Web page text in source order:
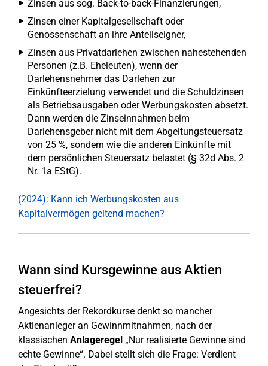
Zinsen aus sog. Back-to-back-Finanzierungen,
Zinsen einer Kapitalgesellschaft oder
Genossenschaft an ihre Anteilseigner,
Zinsen aus Privatdarlehen zwischen nahestehenden
Personen (z.B. Eheleuten), wenn der
Darlehensnehmer das Darlehen zur
Einkünfteerzielung verwendet und die Schuldzinsen
als Betriebsausgaben oder Werbungskosten absetzt.
Dann werden die Zinseinnahmen beim
Darlehensgeber nicht mit dem Abgeltungsteuersatz
von 25 %, sondern wie die anderen Einkünfte mit
dem persönlichen Steuersatz belastet (§ 32d Abs. 2
Nr. 1a EStG).
(2024): Kann ich Werbungskosten aus
Kapitalvermögen geltend machen?
Wann sind Kursgewinne aus Aktien
steuerfrei?
Angesichts der Rekordkurse denkt so mancher
Aktienanleger an Gewinnmitnahmen, nach der
klassischen Anlageregel „Nur realisierte Gewinne sind
echte Gewinne“. Dabei stellt sich die Frage: Verdient